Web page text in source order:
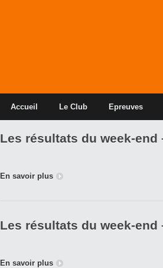
Accueil Le Club Epreuves
Les résultats du week-end
En savoir plus
Les résultats du week-end
En savoir plus